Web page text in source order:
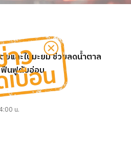
ยและใบมะยม ช่วยลดน้ำตาล
ฟื้นฟูตับอ่อน
น.